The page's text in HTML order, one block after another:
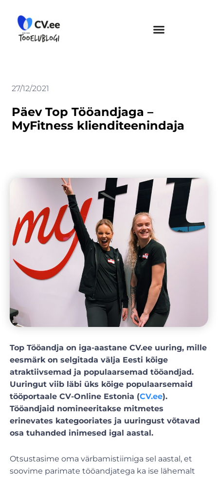
content
27/12/2021
Päev Top Tööandjaga –
MyFitness klienditeenindaja
Top Tööandja on iga-aastane CV.ee uuring, mille
eesmärk on selgitada välja Eesti kõige
atraktiivsemad ja populaarsemad tööandjad.
Uuringut viib läbi üks kõige populaarsemaid
tööportaale CV-Online Estonia (CV.ee).
Tööandjaid nomineeritakse mitmetes
erinevates kategooriates ja uuringust võtavad
osa tuhanded inimesed igal aastal.
Otsustasime oma värbamistiimiga sel aastal, et
soovime parimate tööandjatega ka ise lähemalt